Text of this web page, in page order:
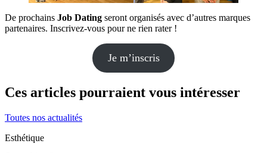
De prochains Job Dating seront organisés avec d’autres marques
partenaires. Inscrivez-vous pour ne rien rater !
Je m’inscris
Ces articles pourraient vous intéresser
Toutes nos actualités
Esthétique